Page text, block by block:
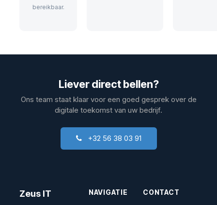
bereikbaar.
Liever direct bellen?
Ons team staat klaar voor een goed gesprek over de
digitale toekomst van uw bedrijf.
+32 56 38 03 91
Zeus IT NAVIGATIE CONTACT